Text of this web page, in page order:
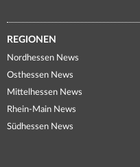
REGIONEN
Nordhessen News
Osthessen News
Mittelhessen News
Rhein-Main News
Südhessen News